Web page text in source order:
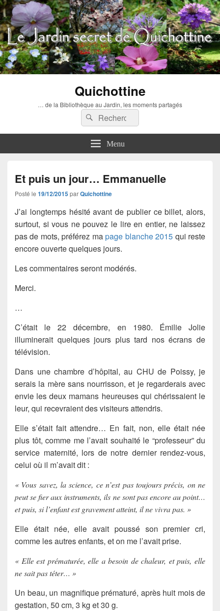
Quichottine
… de la Bibliothèque au Jardin, les moments partagés
Recherche :
Rechercher
Menu
Et puis un jour… Emmanuelle
Posté le 19/12/2015parQuichottine
J’ai longtemps hésité avant de publier ce billet, alors,
surtout, si vous ne pouvez le lire en entier, ne laissez
pas de mots, préférez mapage blanche 2015 qui reste
encore ouverte quelques jours.
Les commentaires seront modérés.
Merci.
…
C’était le 22 décembre, en 1980. Émilie Jolie
illuminerait quelques jours plus tard nos écrans de
télévision.
Dans une chambre d’hôpital, au CHU de Poissy, je
serais la mère sans nourrisson, et je regarderais avec
envie les deux mamans heureuses qui chérissaient le
leur, qui recevraient des visiteurs attendris.
Elle s’était fait attendre… En fait, non, elle était née
plus tôt, comme me l’avait souhaité le “professeur” du
service maternité, lors de notre dernier rendez-vous,
celui où il m’avait dit :
« Vous savez, la science, ce n’est pas toujours précis, on ne
peut se fier aux instruments, ils ne sont pas encore au point…
et puis, si l’enfant est gravement atteint, il ne vivra pas. »
Elle était née, elle avait poussé son premier cri,
comme les autres enfants, et on me l’avait prise.
« Elle est prématurée, elle a besoin de chaleur, et puis, elle
ne sait pas téter… »
Un beau, un magnifique prématuré, après huit mois de
gestation, 50 cm, 3 kg et 30 g.